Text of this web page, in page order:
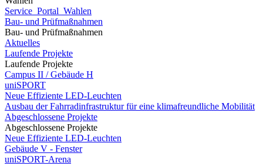
Service_Portal_Wahlen
Bau- und Prüfmaßnahmen
Bau- und Prüfmaßnahmen
Aktuelles
Laufende Projekte
Laufende Projekte
Campus II / Gebäude H
uniSPORT
Neue Effiziente LED-Leuchten
Ausbau der Fahrradinfrastruktur für eine klimafreundliche Mobilität
Abgeschlossene Projekte
Abgeschlossene Projekte
Neue Effiziente LED-Leuchten
Gebäude V - Fenster
uniSPORT-Arena